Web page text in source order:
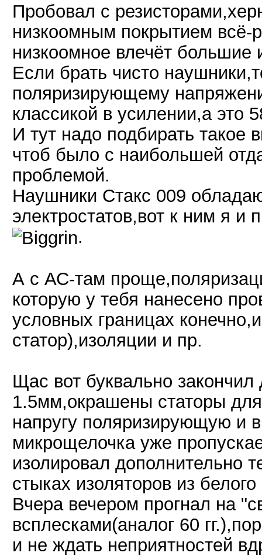
Пробовал с
низкоомным покрытием
низкоомное влечёт большие
Если брать чисто
поляризирующему
классикой в усилении,а это
И тут надо подбирать
чтоб было с наибольшей
проблемой.
Наушники Стакс 009
электростатов,вот к ним я и
.
А с АС-там
которую у тебя нанесено
условных границах
статор),изоляции и пр.
Щас вот буквально закончил
1.5мм,окрашены статоры
напругу поляризирующую и
микрощелочка уже
изолировал дополнительно
стыках изоляторов из
Вчера вечером прогнал на
всплесками(аналог 60
и не ждать неприятностей